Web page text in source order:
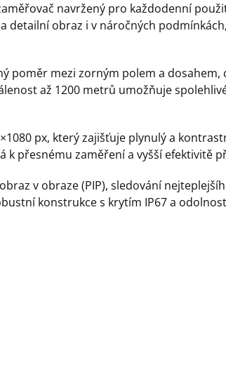
navržený pro každodenní
detailní obraz i v náročných
poměr mezi zorným polem a
až 1200 metrů umožňuje
px, který zajišťuje plynulý a
přesnému zaměření a vyšší efektivitě
v obraze (PIP), sledování
konstrukce s krytím IP67 a